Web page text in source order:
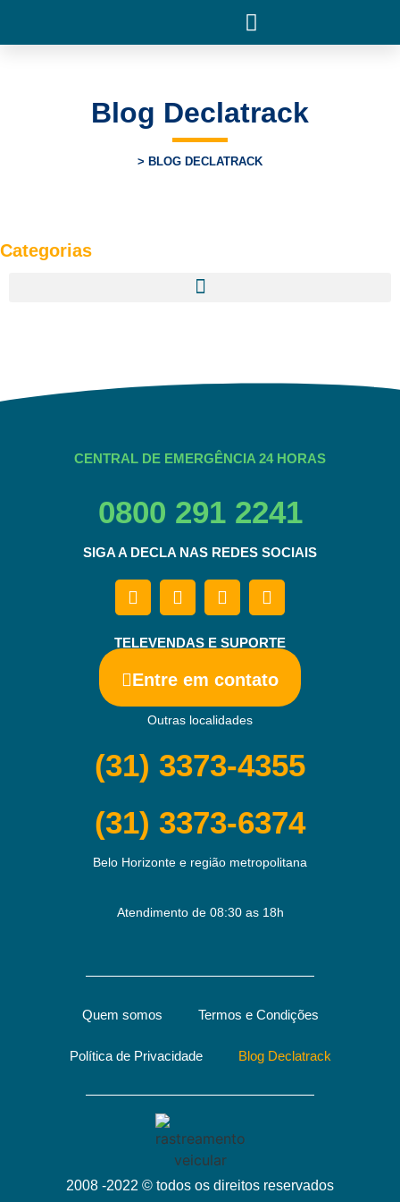
Blog Declatrack
BLOG DECLATRACK
Categorias
CENTRAL DE EMERGÊNCIA 24 HORAS
0800 291 2241
SIGA A DECLA NAS REDES SOCIAIS
TELEVENDAS E SUPORTE
Entre em contato
Outras localidades
(31) 3373-4355
(31) 3373-6374
Belo Horizonte e região metropolitana
Atendimento de 08:30 as 18h
Quem somos Termos e Condições
Política de Privacidade Blog Declatrack
2008 -2022 © todos os direitos reservados